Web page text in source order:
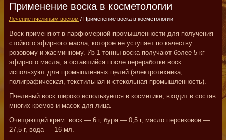
Применение воска в косметологии
Лечение пчелиным воском / Применение воска в косметологии
Воск применяют в парфюмерной промышленности для получения
стойкого эфирного масла, которое не уступает по качеству
розовому и жасминному. Из 1 тонны воска получают более 5 кг
эфирного масла, а оставшийся после переработки воск
используют для промышленных целей (электротехника,
полиграфическая, текстильная и стекольная промышленность).
Пчелиный воск широко используется в косметике, входит в состав
многих кремов и масок для лица.
Очищающий крем: воск — 6 г, бура — 0,5 г, масло персиковое —
27,5 г, вода — 16 мл.